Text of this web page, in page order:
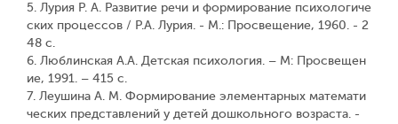
5. Лурия Р. А. Развитие речи и формирование психологиче
ских процессов / Р.А. Лурия. - М.: Просвещение, 1960. - 2
48 с.
6. Люблинская А.А. Детская психология. – М: Просвещен
ие, 1991. – 415 с.
7. Леушина А. М. Формирование элементарных математи
ческих представлений у детей дошкольного возраста. -